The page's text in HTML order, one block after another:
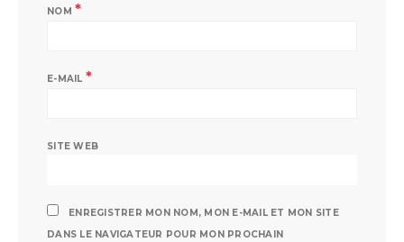
NOM *
E-MAIL *
SITE WEB
ENREGISTRER MON NOM, MON E-MAIL ET MON SITE
DANS LE NAVIGATEUR POUR MON PROCHAIN